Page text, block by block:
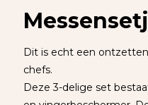
Dit is echt een
chefs.
Deze 3-delige set